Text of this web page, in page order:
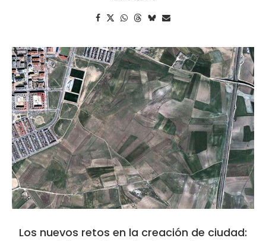
Los nuevos retos en la creación de ciudad: